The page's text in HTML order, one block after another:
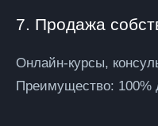
7. Продажа
Онлайн-курсы,
Преимущество: 100%